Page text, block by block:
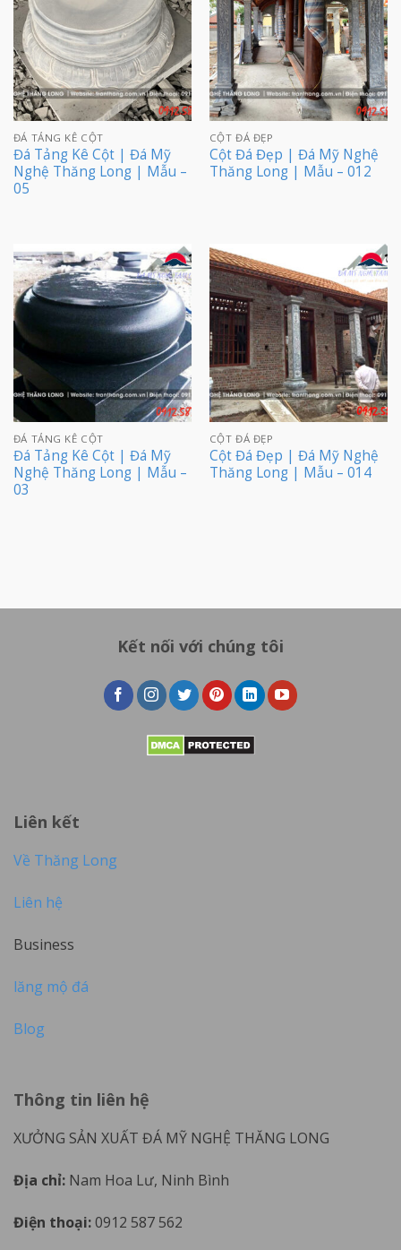
ĐÁ TẢNG KÊ CỘT
Đá Tảng Kê Cột | Đá Mỹ
Nghệ Thăng Long | Mẫu –
05
CỘT ĐÁ ĐẸP
Cột Đá Đẹp | Đá Mỹ Nghệ
Thăng Long | Mẫu – 012
ĐÁ TẢNG KÊ CỘT
Đá Tảng Kê Cột | Đá Mỹ
Nghệ Thăng Long | Mẫu –
03
CỘT ĐÁ ĐẸP
Cột Đá Đẹp | Đá Mỹ Nghệ
Thăng Long | Mẫu – 014
Kết nối với chúng tôi
Liên kết
Về Thăng Long
Liên hệ
Business
lăng mộ đá
Blog
Thông tin liên hệ
XƯỞNG SẢN XUẤT ĐÁ MỸ NGHỆ THĂNG LONG
Địa chỉ: Nam Hoa Lư, Ninh Bình
Điện thoại:0912 587 562